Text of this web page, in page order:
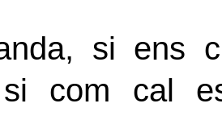
si ens
com cal